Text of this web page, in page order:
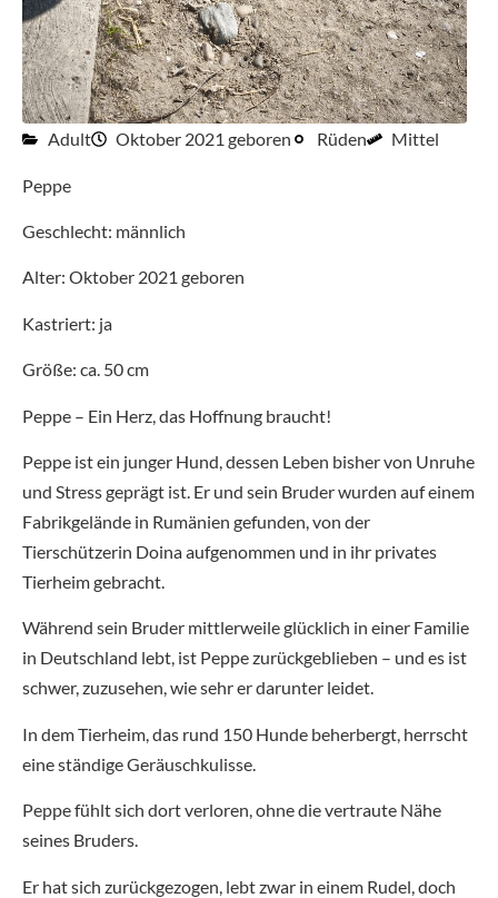
Adult Oktober 2021 geboren Rüden Mittel
Peppe
Geschlecht: männlich
Alter: Oktober 2021 geboren
Kastriert: ja
Größe: ca. 50 cm
Peppe – Ein Herz, das Hoffnung braucht!
Peppe ist ein junger Hund, dessen Leben bisher von Unruhe
und Stress geprägt ist. Er und sein Bruder wurden auf einem
Fabrikgelände in Rumänien gefunden, von der
Tierschützerin Doina aufgenommen und in ihr privates
Tierheim gebracht.
Während sein Bruder mittlerweile glücklich in einer Familie
in Deutschland lebt, ist Peppe zurückgeblieben – und es ist
schwer, zuzusehen, wie sehr er darunter leidet.
In dem Tierheim, das rund 150 Hunde beherbergt, herrscht
eine ständige Geräuschkulisse.
Peppe fühlt sich dort verloren, ohne die vertraute Nähe
seines Bruders.
Er hat sich zurückgezogen, lebt zwar in einem Rudel, doch